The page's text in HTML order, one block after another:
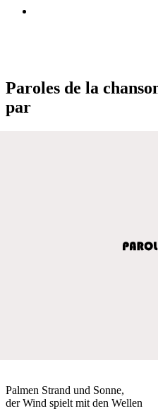
Paroles de la
par
Palmen Strand und Sonne,
der Wind spielt mit den Wellen